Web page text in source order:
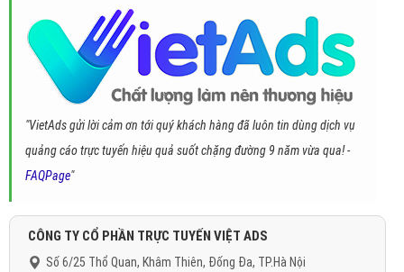
"VietAds gửi lời cảm ơn tới quý khách hàng đã luôn tin dùng dịch vụ
quảng cáo trực tuyến hiệu quả suốt chặng đường 9 năm vừa qua! -
FAQPage"
CÔNG TY CỔ PHẦN TRỰC TUYẾN VIỆT ADS
Số 6/25 Thổ Quan, Khâm Thiên, Đống Đa, TP.Hà Nội